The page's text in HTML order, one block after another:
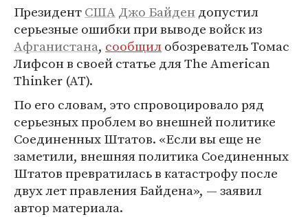
ПрезидентСШАДжо Байден допустил
серьезные ошибки при выводе войск из
Афганистана, сообщилобозреватель Томас
Лифсон в своей статье для The American
Thinker (AT).
По его словам, это спровоцировало ряд
серьезных проблем во внешней политике
Соединенных Штатов. «Если вы еще не
заметили, внешняя политика Соединенных
Штатов превратилась в катастрофу после
двух лет правления Байдена», — заявил
автор материала.